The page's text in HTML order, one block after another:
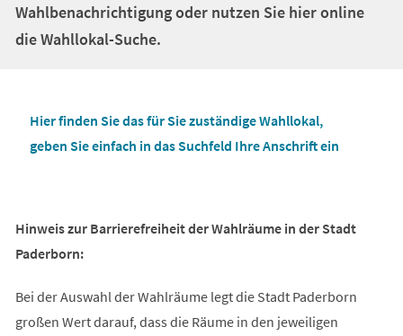
Wahlbenachrichtigung oder nutzen Sie hier online
die Wahllokal-Suche.
Hier finden Sie das für Sie zuständige Wahllokal,
(Öffnet
Tab)
geben Sie einfach in das Suchfeld Ihre Anschrift ein
(Öffnet
neuen
Tab)
Hinweis zur Barrierefreiheit der Wahlräume in der Stadt
Paderborn:
Bei der Auswahl der Wahlräume legt die Stadt Paderborn
großen Wert darauf, dass die Räume in den jeweiligen